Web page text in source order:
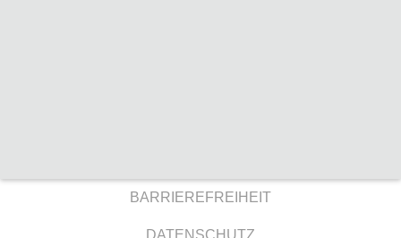
BARRIEREFREIHEIT
DATENSCHUTZ